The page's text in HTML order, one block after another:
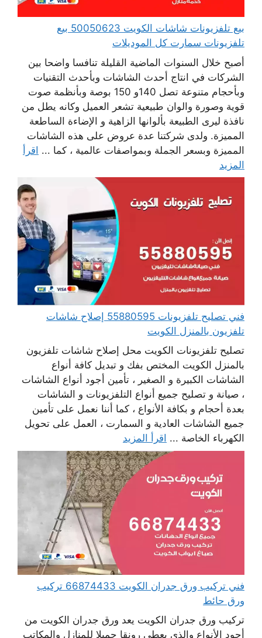
بيع تلفزيونات شاشات الكويت 50050623 بيع
تلفزيونات سمارت كل الموديلات
أصبح خلال السنوات الماضية القليلة تنافسا واضحا بين
الشركات في انتاج أحدث الشاشات وبأحدث التقنيات
وبأحجام متنوعة تصل 140و 150 بوصة وبأنظمة صوت
قوية وصورة والوان طبيعية تشعر العميل وكانه يطل من
نافذة ليرى الطبيعة بألوانها الزاهية و الإضاءة الساطعة
المميزة. ولدى شركتنا عدة عروض على هذه الشاشات
المميزة وبسعر الجملة وبمواصفات عالمية ، كما ... اقرأ
المزيد
فني تصليح تلفزيونات 55880595 إصلاح شاشات
تلفزيون بالمنزل الكويت
تصليح تلفزيونات الكويت محل إصلاح شاشات تلفزيون
بالمنزل الكويت المختص بفك و تبديل كافة أنواع
الشاشات الكبيرة و الصغير ، تأمين أجود أنواع الشاشات
، صيانة و تصليح جميع أنواع التلفزيونات و الشاشات
بعدة أحجام و بكافة الأنواع ، كما أننا نعمل على تأمين
جميع الشاشات العادية و السمارت ، العمل على تحويل
الكهرباء الخاصة ... اقرأ المزيد
فني تركيب ورق جدران الكويت 66874433 تركيب
ورق حائط
تركيب ورق جدران الكويت يعد ورق جدران الكويت من
أجود الأنواع والذي يعطي رونقا جميلا للمنازل والمكاتب